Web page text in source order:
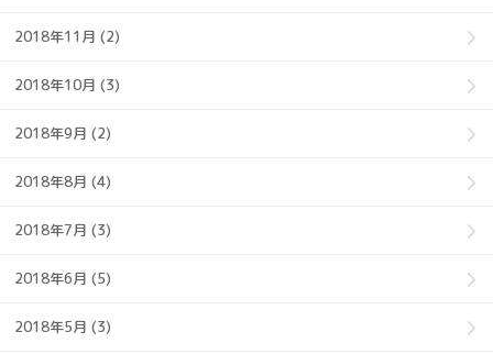
2018年11月 (2)
2018年10月 (3)
2018年9月 (2)
2018年8月 (4)
2018年7月 (3)
2018年6月 (5)
2018年5月 (3)